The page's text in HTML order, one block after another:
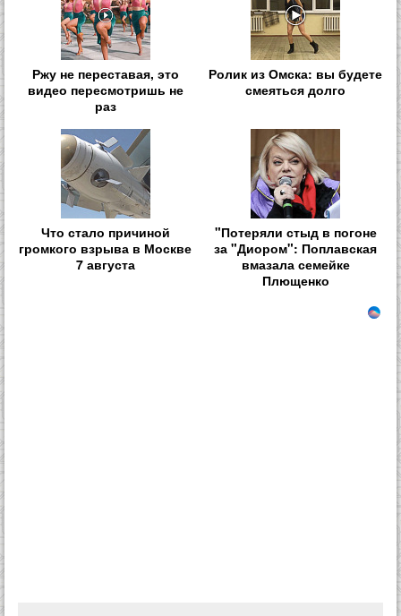
Ржу не переставая, это
видео пересмотришь не
раз
Ролик из Омска: вы будете
смеяться долго
Что стало причиной
громкого взрыва в Москве
7 августа
"Потеряли стыд в погоне
за "Диором": Поплавская
вмазала семейке
Плющенко